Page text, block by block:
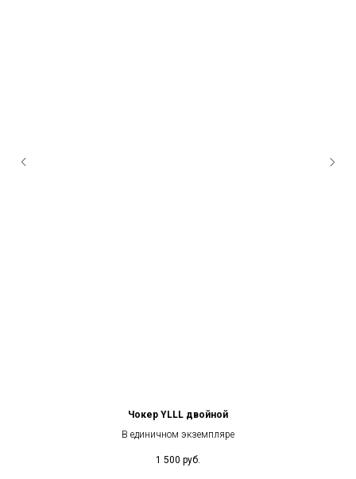
Чокер YLLL двойной
В единичном экземпляре
1 500 руб.